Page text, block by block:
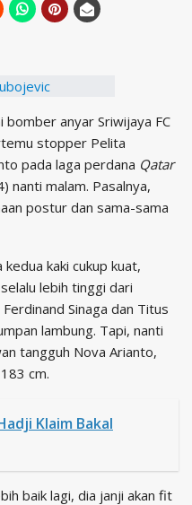
bomber anyar Sriwijaya FC
stopper Pelita
pada laga perdana Qatar
nanti malam. Pasalnya,
postur dan sama-sama
kaki cukup kuat,
lebih tinggi dari
Sinaga dan Titus
lambung. Tapi, nanti
tangguh Nova Arianto,
cm.
Klaim Bakal
baik lagi, dia janji akan fit